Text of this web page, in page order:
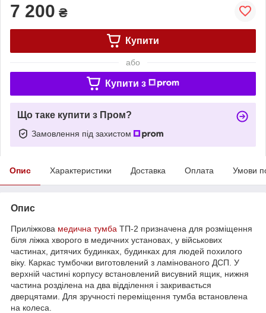
7 200 ₴
Купити
або
Купити з
Що таке купити з Пром?
Замовлення під захистом
Опис Характеристики Доставка Оплата Умови
Опис
Приліжкова медична тумба ТП-2 призначена для розміщення
біля ліжка хворого в медичних установах, у військових
частинах, дитячих будинках, будинках для людей похилого
віку. Каркас тумбочки виготовлений з ламінованого ДСП. У
верхній частині корпусу встановлений висувний ящик, нижня
частина розділена на два відділення і закривається
дверцятами. Для зручності переміщення тумба встановлена
на колеса.